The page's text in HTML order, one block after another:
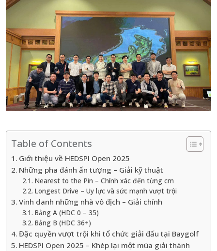
Table of Contents
Giới thiệu về HEDSPI Open 2025
Những pha đánh ấn tượng – Giải kỹ thuật
Nearest to the Pin – Chính xác đến từng cm
Longest Drive – Uy lực và sức mạnh vượt trội
Vinh danh những nhà vô địch – Giải chính
Bảng A (HDC 0 – 35)
Bảng B (HDC 36+)
Đặc quyền vượt trội khi tổ chức giải đấu tại Baygolf
HEDSPI Open 2025 – Khép lại một mùa giải thành